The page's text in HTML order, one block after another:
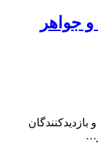
جواهر